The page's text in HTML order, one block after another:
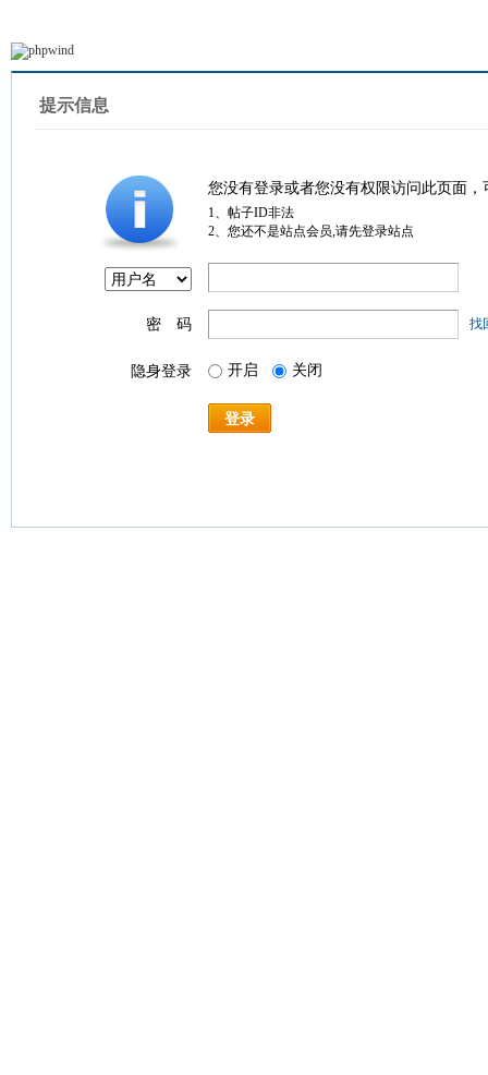
提示信息
您没有登录或者您没有权限访问此页面
1、帖子ID非法
2、您还不是站点会员,请先登录站点
密 码 找
隐身登录 开启 关闭
登录